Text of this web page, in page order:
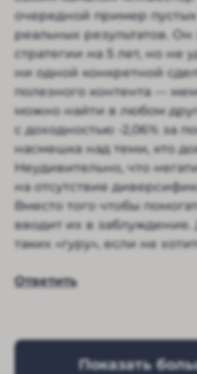
очередной пример
реальных результатов.
стратегии на 5 лет, но не
ни одной конкретной
полезного контента —
можно найти в любом
с доходностью -2,06% за
насмешка над теми, кто
Неудивительно, что
на отсутствие
Вместо того чтобы
вводит их в
таких «гуру», если не
Ответить
Показать